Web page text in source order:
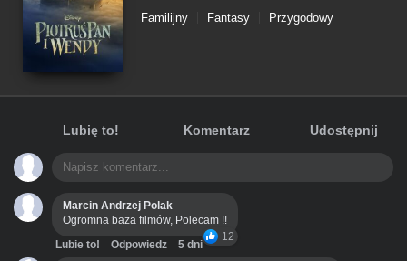
Familijny
Fantasy Przygodowy
Lubię to! Komentarz Udostępnij
Marcin Andrzej Polak
Ogromna baza filmów, Polecam !!
12
Lubie to! Odpowiedz
5 dni